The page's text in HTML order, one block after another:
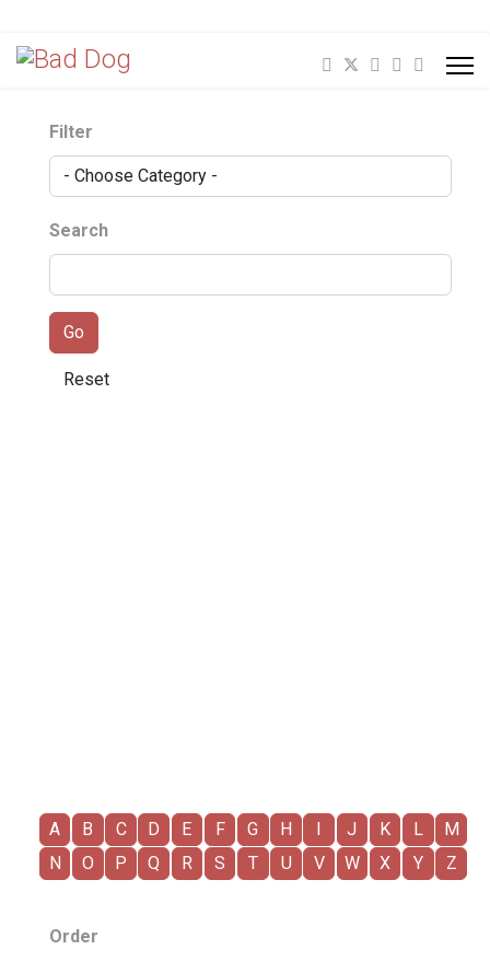
Filter
Search
A B C D E F G H I J K L
M
N
O P Q R S T U V W X Y Z
Order